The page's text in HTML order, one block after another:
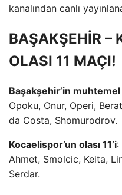
kanalından canlı
BAŞAKŞEHİR –
OLASI 11 MAÇI!
Başakşehir’in muhtemel
Opoku, Onur, Operi,
da Costa, Shomurodrov.
Kocaelispor’un olası 11’i:
Ahmet, Smolcic, Keita,
Serdar.